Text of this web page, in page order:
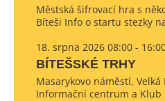
Městská šifrovací hra s
Bíteši Info o startu stezky
18. srpna 2026 08:00 -
BÍTEŠSKÉ TRHY
Masarykovo náměstí,
Informační centrum a